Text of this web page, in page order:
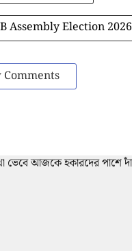
Assembly Election 2026
Comments